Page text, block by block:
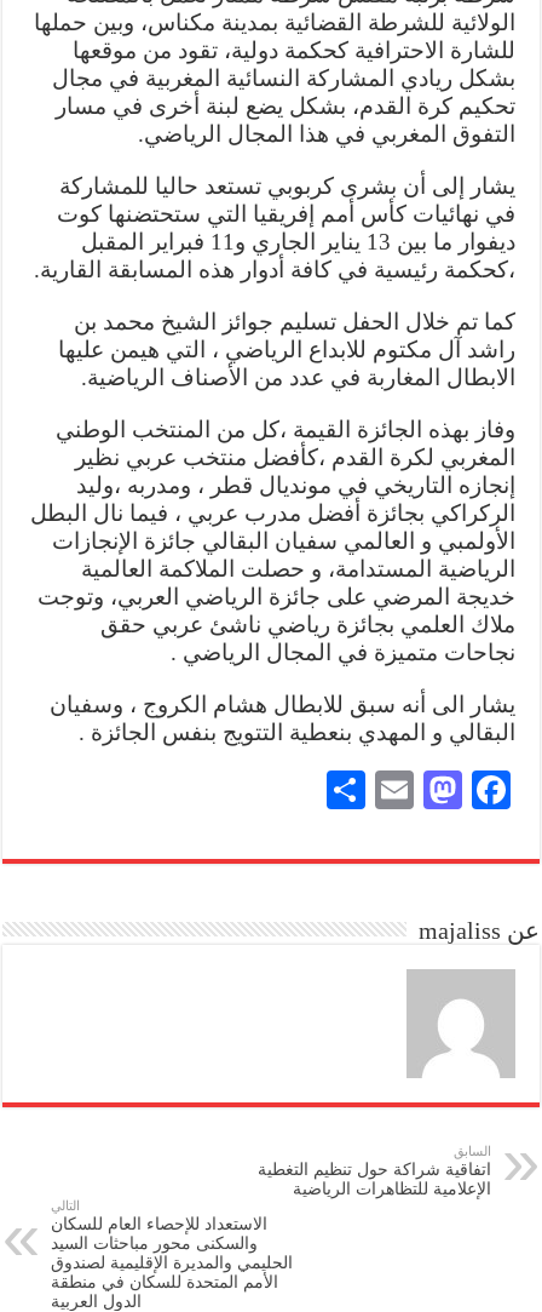
الولائية للشرطة القضائية بمدينة مكناس، وبين حملها
للشارة الاحترافية كحكمة دولية، تقود من موقعها
بشكل ريادي المشاركة النسائية المغربية في مجال
تحكيم كرة القدم، بشكل يضع لبنة أخرى في مسار
التفوق المغربي في هذا المجال الرياضي.
يشار إلى أن بشرى كربوبي تستعد حاليا للمشاركة
في نهائيات كأس أمم إفريقيا التي ستحتضنها كوت
ديفوار ما بين 13 يناير الجاري و11 فبراير المقبل
،كحكمة رئيسية في كافة أدوار هذه المسابقة القارية.
كما تم خلال الحفل تسليم جوائز الشيخ محمد بن
راشد آل مكتوم للابداع الرياضي ، التي هيمن عليها
الابطال المغاربة في عدد من الأصناف الرياضية.
وفاز بهذه الجائزة القيمة ،كل من المنتخب الوطني
المغربي لكرة القدم ،كأفضل منتخب عربي نظير
إنجازه التاريخي في مونديال قطر ، ومدربه ،وليد
الركراكي بجائزة أفضل مدرب عربي ، فيما نال البطل
الأولمبي و العالمي سفيان البقالي جائزة الإنجازات
الرياضية المستدامة، و حصلت الملاكمة العالمية
خديجة المرضي على جائزة الرياضي العربي، وتوجت
ملاك العلمي بجائزة رياضي ناشئ عربي حقق
نجاحات متميزة في المجال الرياضي .
يشار الى أنه سبق للابطال هشام الكروج ، وسفيان
البقالي و المهدي بنعطية التتويج بنفس الجائزة .
Fa
bo
M
to
n
E
ail
re
عن majaliss
السابق
اتفاقية شراكة حول تنظيم التغطية
الإعلامية للتظاهرات الرياضية
التالي
الاستعداد للإحصاء العام للسكان
والسكنى محور مباحثات السيد
الحليمي والمديرة الإقليمية لصندوق
الأمم المتحدة للسكان في منطقة
الدول العربية